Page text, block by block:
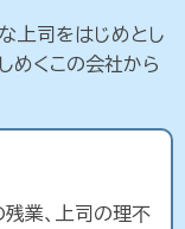
上司をはじめとし
めくこの会社から
業、上司の理不